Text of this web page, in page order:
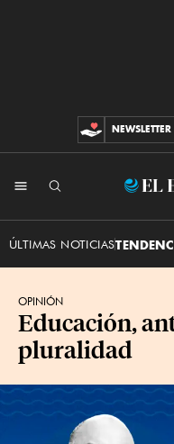
CONTRIBUCIONES
NEWSLETTER
ÚLTIMAS NOTICIAS
OPINIÓN
Educación,
pluralidad